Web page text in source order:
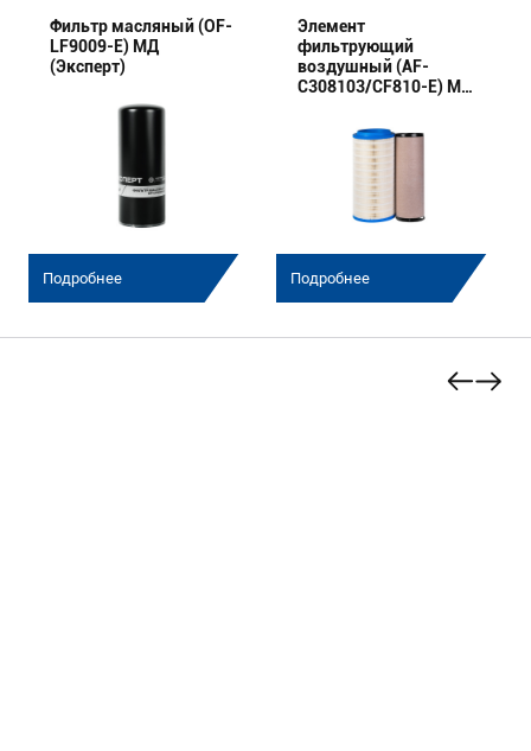
Фильтр масляный (OF-
LF9009-E) МД
(Эксперт)
Подробнее
Элемент
фильтрующий
воздушный (AF-
C308103/CF810-E) МД
Подробнее